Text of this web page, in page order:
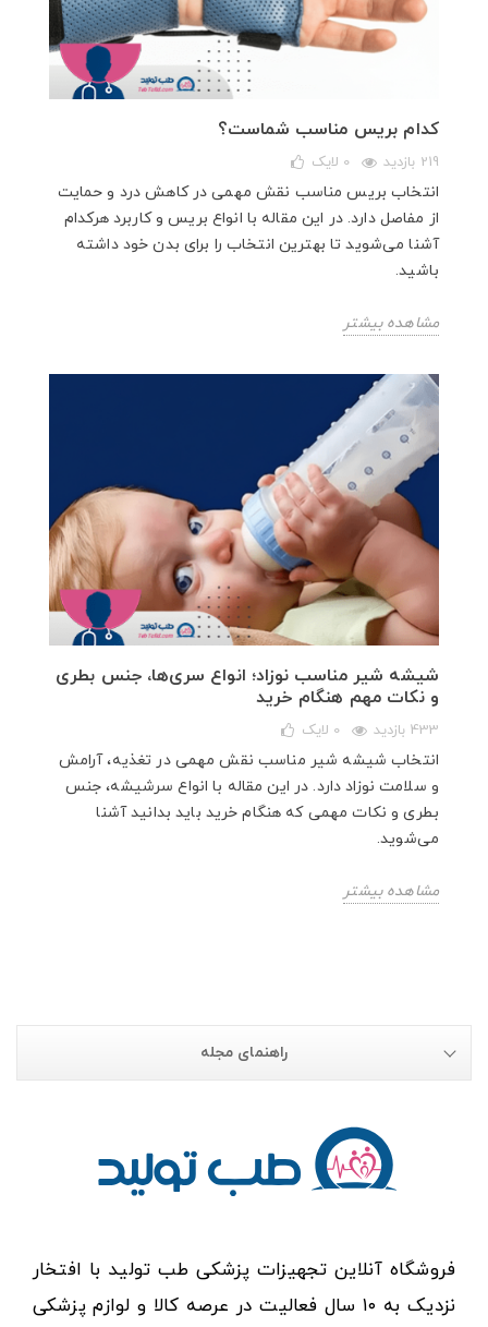
کدام بریس مناسب شماست؟
219 بازدید 0 لایک
انتخاب بریس مناسب نقش مهمی در کاهش درد و حمایت
از مفاصل دارد. در این مقاله با انواع بریس و کاربرد هرکدام
آشنا می‌شوید تا بهترین انتخاب را برای بدن خود داشته
باشید.
مشاهده بیشتر
شیشه شیر مناسب نوزاد؛ انواع سری‌ها، جنس بطری
و نکات مهم هنگام خرید
433 بازدید 0 لایک
انتخاب شیشه شیر مناسب نقش مهمی در تغذیه، آرامش
و سلامت نوزاد دارد. در این مقاله با انواع سرشیشه، جنس
بطری و نکات مهمی که هنگام خرید باید بدانید آشنا
می‌شوید.
مشاهده بیشتر
راهنمای مجله
فروشگاه آنلاین تجهیزات پزشکی طب تولید با افتخار
نزدیک به ۱۰ سال فعالیت در عرصه کالا و لوازم پزشکی